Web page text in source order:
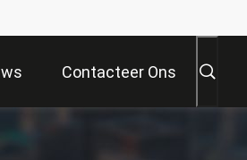
Contacteer Ons